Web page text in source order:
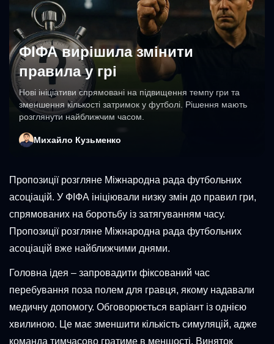
ФІФА вирішила змінити
правила у грі
Нові ініціативи спрямовані на підвищення темпу гри та
зменшення кількості затримок у футболі. Рішення мають
розглянути найближчим часом.
Михайло Кузьменко
Пропозиції розгляне Міжнародна рада футбольних
асоціацій. У ФІФА ініціювали низку змін до правил гри,
спрямованих на боротьбу із затягуванням часу.
Пропозиції розгляне Міжнародна рада футбольних
асоціацій вже найближчими днями.
Головна ідея – запровадити фіксований час
перебування поза полем для гравця, якому надавали
медичну допомогу. Обговорюється варіант із однією
хвилиною. Це має зменшити кількість симуляцій, адже
команда тимчасово гратиме в меншості. Виняток